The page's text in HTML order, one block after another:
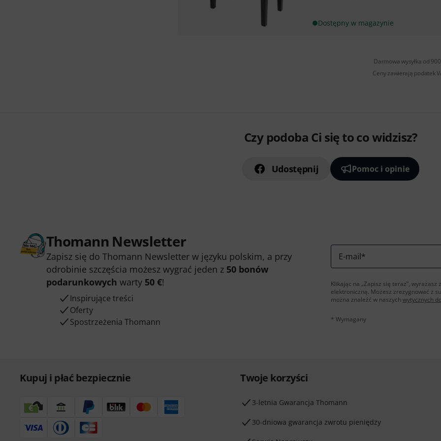
Dostępny w magazynie
Darmowa wysyłka od 900
Ceny zawierają podatek
Czy podoba Ci się to co widzisz?
Udostępnij Pomoc i opinie
Thomann Newsletter
Zapisz się do Thomann Newsletter w języku polskim, a przy
odrobinie szczęścia możesz wygrać jeden z 50 bonów
podarunkowych warty 50 €!
Inspirujące treści
Oferty
Spostrzeżenia Thomann
E-mail*
Klikając na „Zapisz się teraz”,
elektroniczną. Możesz zrezygnować z
można znaleźć w naszych wytycznych
* Wymagany
Kupuj i płać bezpiecznie Twoje korzyści
3-letnia Gwarancja Thomann
30-dniowa gwarancja zwrotu pieniędzy